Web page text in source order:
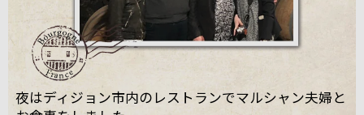
夜はディジョン市内のレストランでマルシャン夫婦と